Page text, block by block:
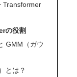
Transformer
の役割
GMM（ガウ
とは？